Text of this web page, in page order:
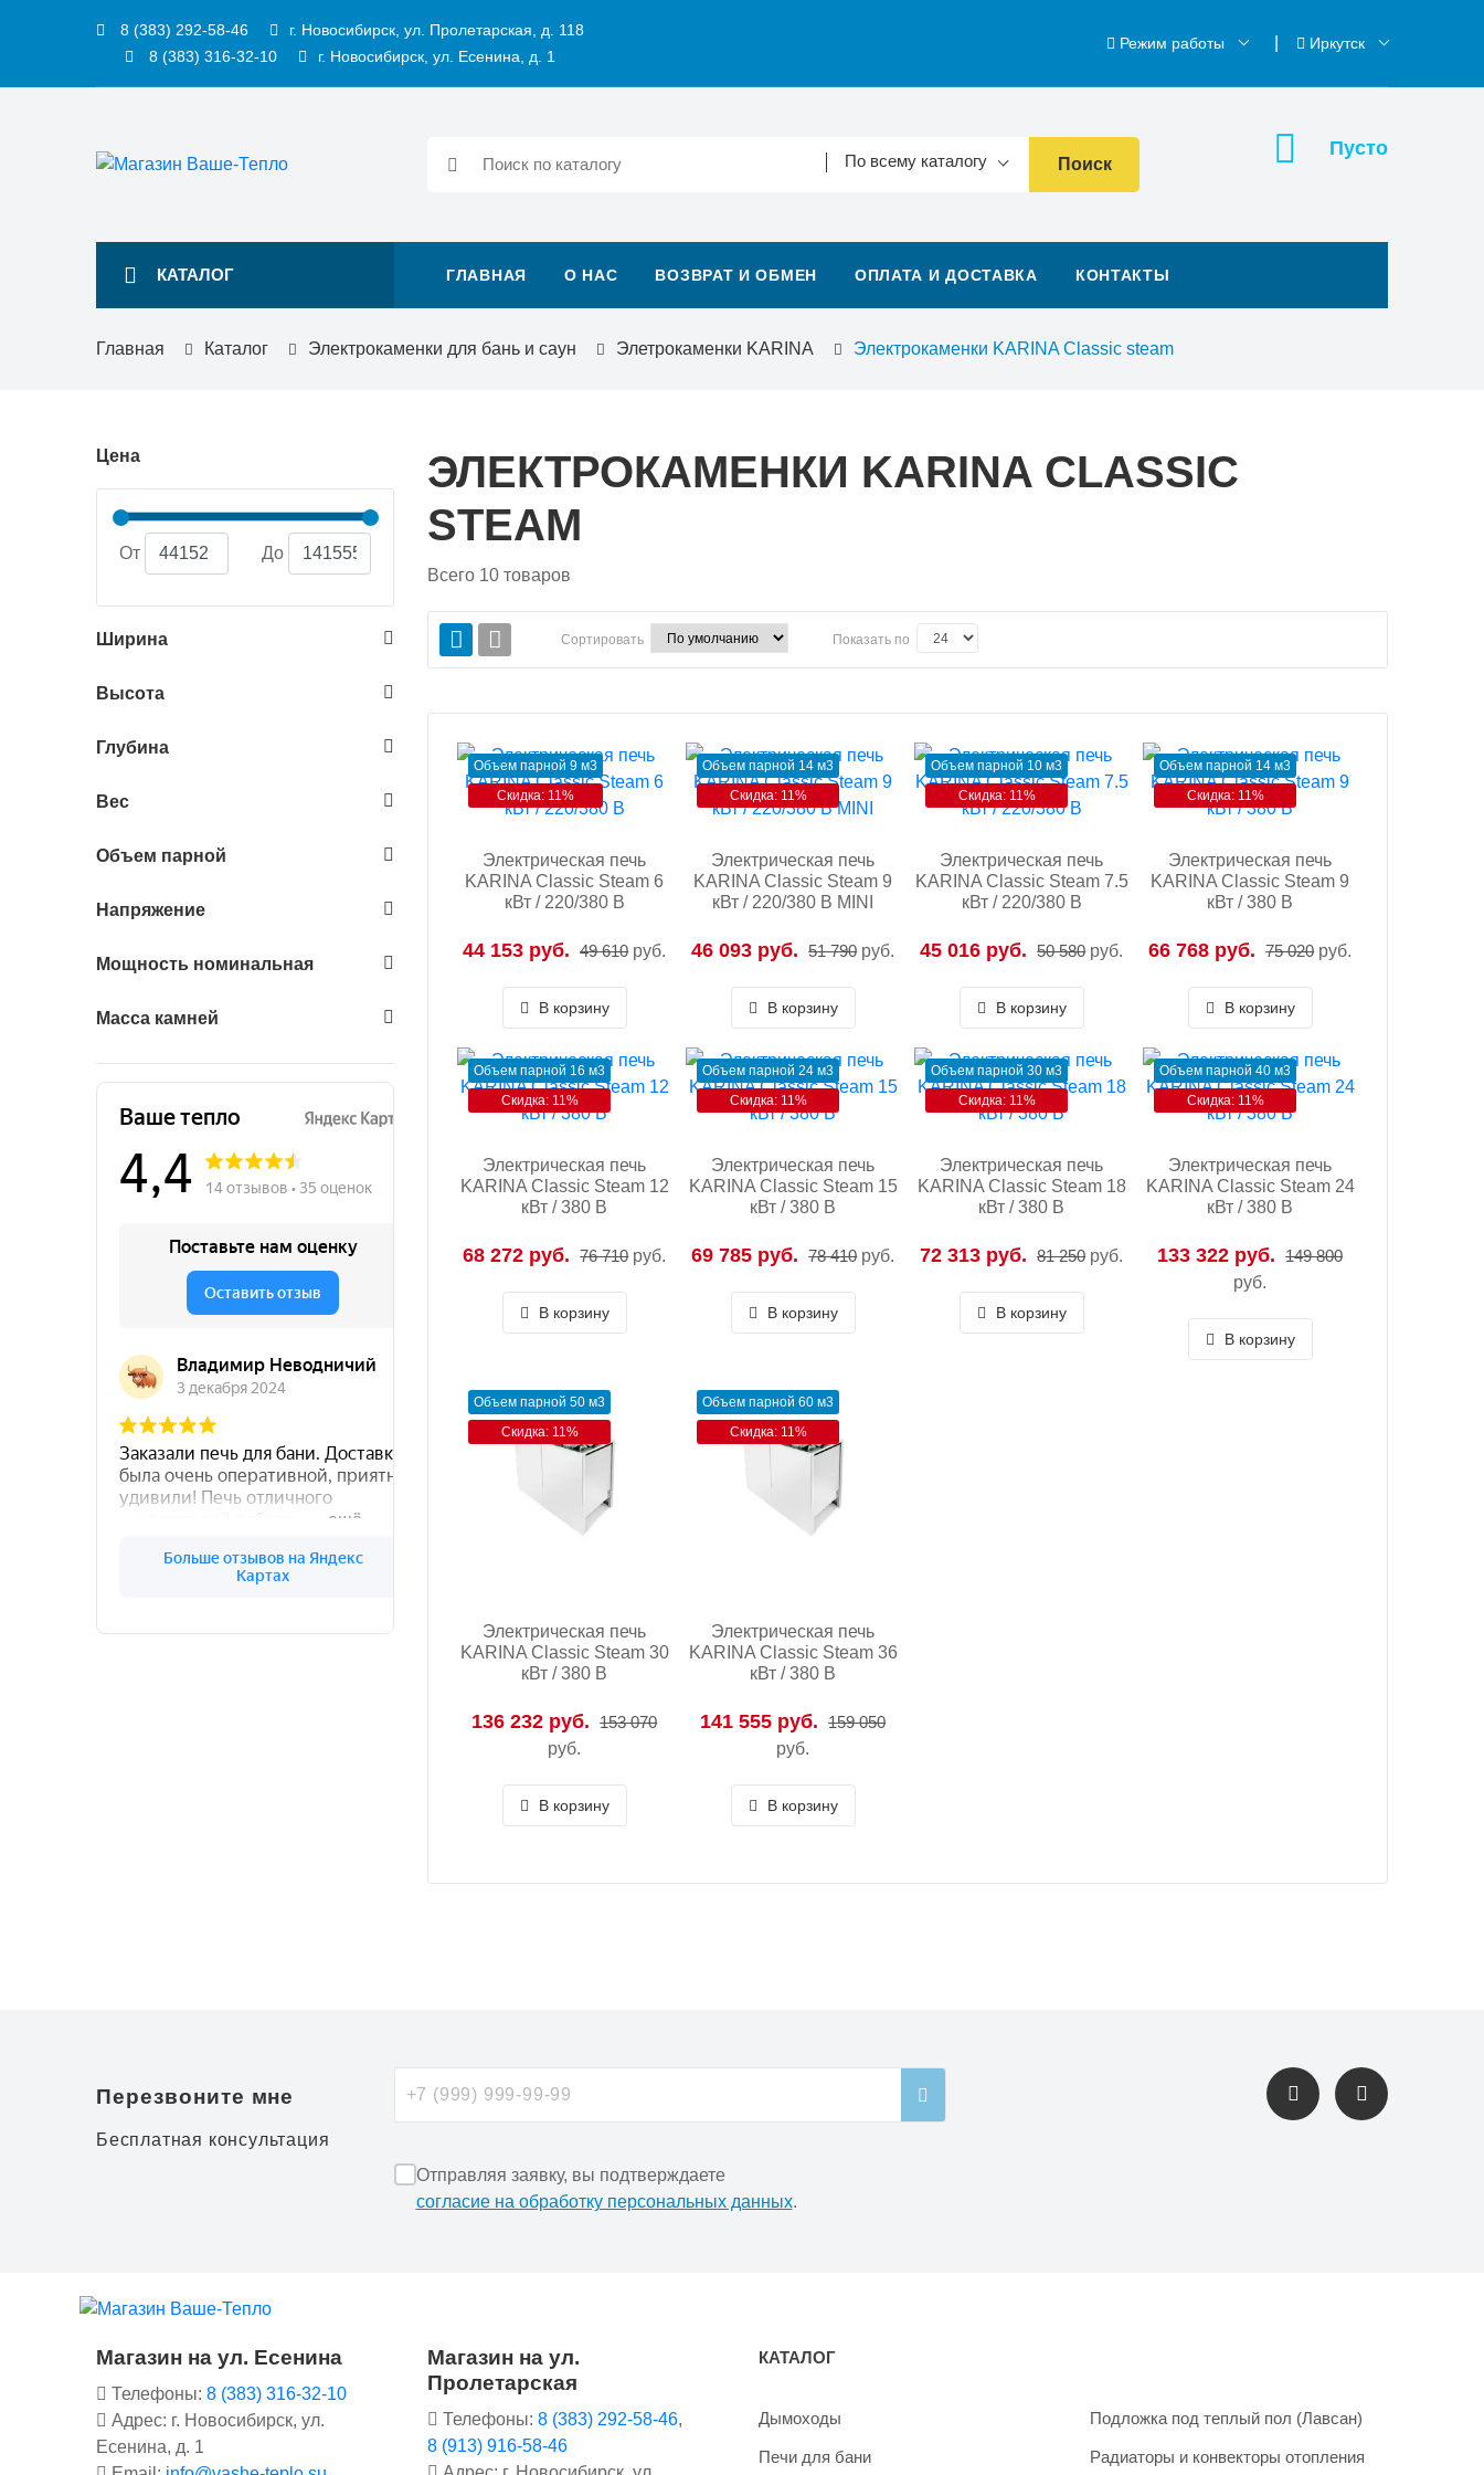
8 (383) 292-58-46
г. Новосибирск, ул. Пролетарская, д. 118
8 (383) 316-32-10
г. Новосибирск, ул. Есенина, д. 1
Режим работы Иркутск
По всему каталогу Поиск
КАТАЛОГ ГЛАВНАЯ О НАС ВОЗВРАТ И ОБМЕН ОПЛАТА И ДОСТАВКА КОНТАКТЫ
Пусто
Главная Каталог Электрокаменки для бань и саун Элетрокаменки KARINA Электрокаменки KARINA Classic steam
Цена
От До
Ширина
Высота
Глубина
Вес
Объем парной
Напряжение
Мощность номинальная
Масса камней
ЭЛЕКТРОКАМЕНКИ KARINA CLASSIC
STEAM
Всего 10 товаров
Сортировать Показать по
Объем парной 9 м3
Скидка: 11%
Электрическая печь
KARINA Classic Steam 6
кВт / 220/380 В
44 153 руб. 49 610 руб.
В корзину
Объем парной 14 м3
Скидка: 11%
Электрическая печь
KARINA Classic Steam 9
кВт / 220/380 В MINI
46 093 руб. 51 790 руб.
В корзину
Объем парной 10 м3
Скидка: 11%
Электрическая печь
KARINA Classic Steam 7.5
кВт / 220/380 В
45 016 руб. 50 580 руб.
В корзину
Объем парной 14 м3
Скидка: 11%
Электрическая печь
KARINA Classic Steam 9
кВт / 380 В
66 768 руб. 75 020 руб.
В корзину
Объем парной 16 м3
Скидка: 11%
Электрическая печь
KARINA Classic Steam 12
кВт / 380 В
68 272 руб. 76 710 руб.
В корзину
Объем парной 24 м3
Скидка: 11%
Электрическая печь
KARINA Classic Steam 15
кВт / 380 В
69 785 руб. 78 410 руб.
В корзину
Объем парной 30 м3
Скидка: 11%
Электрическая печь
KARINA Classic Steam 18
кВт / 380 В
72 313 руб. 81 250 руб.
В корзину
Объем парной 40 м3
Скидка: 11%
Электрическая печь
KARINA Classic Steam 24
кВт / 380 В
133 322 руб. 149 800
руб.
В корзину
Объем парной 50 м3
Скидка: 11%
Электрическая печь
KARINA Classic Steam 30
кВт / 380 В
136 232 руб. 153 070
руб.
В корзину
Объем парной 60 м3
Скидка: 11%
Электрическая печь
KARINA Classic Steam 36
кВт / 380 В
141 555 руб. 159 050
руб.
В корзину
Перезвоните мне
Бесплатная консультация
Отправляя заявку, вы подтверждаете
согласие на обработку персональных данных.
Магазин на ул. Есенина
Телефоны: 8 (383) 316-32-10
Адрес: г. Новосибирск, ул.
Есенина, д. 1
Магазин на ул.
Пролетарская
Телефоны: 8 (383) 292-58-46,
8 (913) 916-58-46
КАТАЛОГ
Дымоходы
Печи для бани
Подложка под теплый пол (Лавсан)
Радиаторы и конвекторы отопления